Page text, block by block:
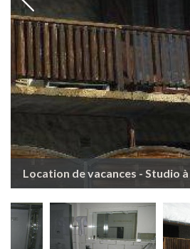
Location de vacances - Studio